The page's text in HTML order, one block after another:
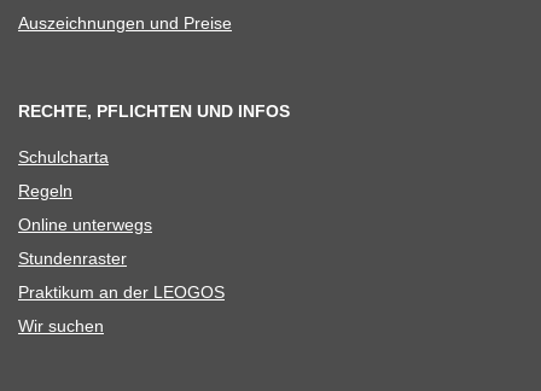
Aus­zeich­nun­gen und Preise
RECHTE, PFLICHTEN UND INFOS
Schul­charta
Regeln
Online unter­wegs
Stun­den­ras­ter
Prak­ti­kum an der LEOGOS
Wir suchen